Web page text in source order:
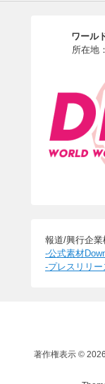
ワール
所在地
報道/興行企業
-公式素材
-プレスリリー
著作権表示 ©